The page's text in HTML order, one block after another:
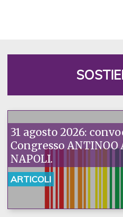
31 agosto 2026:
Congresso ANTINOO
NAPOLI.
ARTICOLI